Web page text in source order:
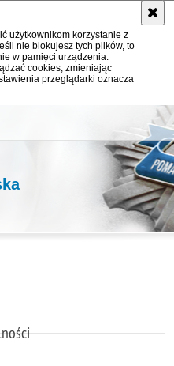
użytkownikom korzystanie z
nie blokujesz tych plików, to
w pamięci urządzenia.
cookies, zmieniając
przeglądarki oznacza